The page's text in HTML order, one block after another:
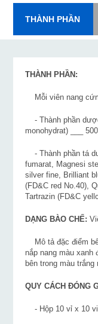
THÀNH PHẦN
THÀNH PHẦN:
Mỗi viên nang
- Thành phần
monohydrat) ___
- Thành phần tá
fumarat, Magnesi
silver fine, Brilliant
(FD&C red No.40),
Tartrazin (FD&C
DẠNG BÀO CHẾ:
Mô tả đặc điểm
nắp nang màu xanh
bên trong màu
QUY CÁCH ĐÓNG
- Hộp 10 vỉ x 10